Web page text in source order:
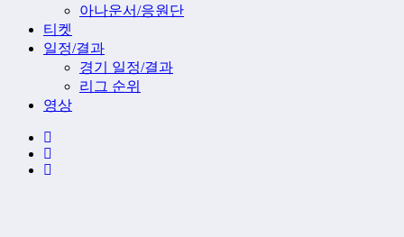
아나운서/응원단
티켓
일정/결과
경기 일정/결과
리그 순위
영상